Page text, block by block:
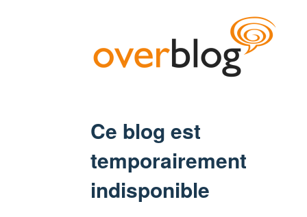
Ce blog est
temporairement
indisponible